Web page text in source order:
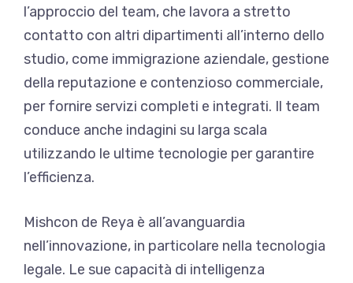
l’approccio del team, che lavora a stretto
contatto con altri dipartimenti all’interno dello
studio, come immigrazione aziendale, gestione
della reputazione e contenzioso commerciale,
per fornire servizi completi e integrati. Il team
conduce anche indagini su larga scala
utilizzando le ultime tecnologie per garantire
l’efficienza.
Mishcon de Reya è all’avanguardia
nell’innovazione, in particolare nella tecnologia
legale. Le sue capacità di intelligenza